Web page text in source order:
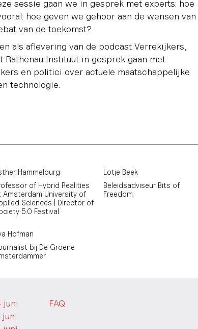
sessie gaan we in gesprek met experts: hoe
hoe geven we gehoor aan de wensen van
van de toekomst?
als aflevering van de podcast Verrekijkers,
Instituut in gesprek gaan met
en politici over actuele maatschappelijke
technologie.
Hammelburg
of Hybrid Realities
Amsterdam University of
Sciences | Director of
5.0 Festival
Lotje Beek
Beleidsadviseur Bits of
Freedom
Hofman
bij De Groene
juni
juni
FAQ